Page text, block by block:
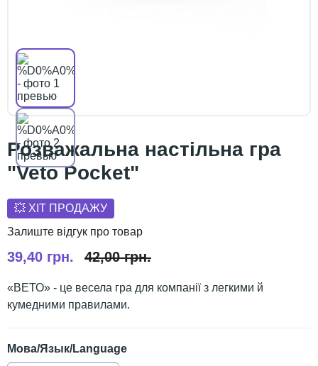
Розважальна настільна гра
"Veto Pocket"
💥 ХІТ ПРОДАЖУ
39,40 грн. 42,00 грн.
«ВЕТО» - це весела гра для компанії з легкими й
кумедними правилами.
Мова/Язык/Language